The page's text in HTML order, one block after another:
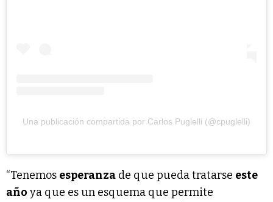
Una publicación compartida por Carlos Puglelli (@cpuglelli)
“Tenemos esperanza de que pueda tratarse este
año ya que es un esquema que permite